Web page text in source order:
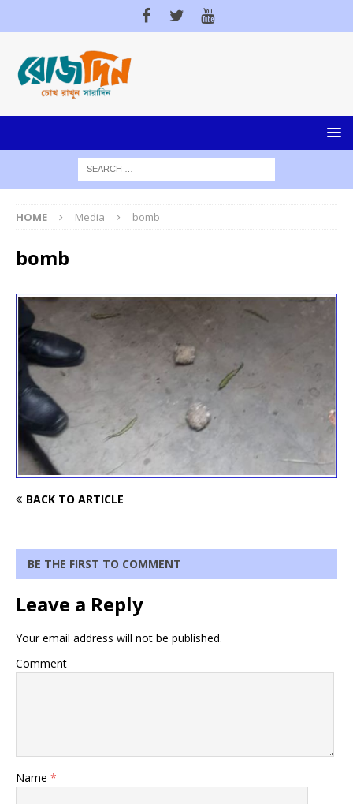
HOME Media bomb
bomb
BACK TO ARTICLE
BE THE FIRST TO COMMENT
Leave a Reply
Your email address will not be published.
Comment
Name *